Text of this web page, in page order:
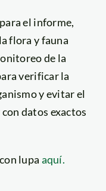
el informe,
flora y fauna
de la
verificar la
y evitar el
datos exactos
lupa aquí.